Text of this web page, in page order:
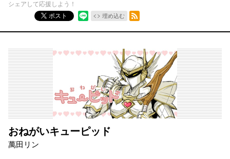
シェアして応援しよう！
ポスト
埋め込む
RSSフィード
おねがいキューピッド
萬田リン